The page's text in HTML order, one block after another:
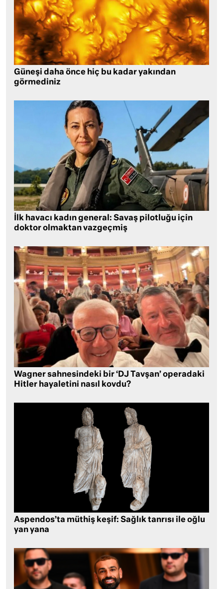
Güneşi daha önce hiç bu kadar yakından
görmediniz
İlk havacı kadın general: Savaş pilotluğu için
doktor olmaktan vazgeçmiş
Wagner sahnesindeki bir ‘DJ Tavşan’ operadaki
Hitler hayaletini nasıl kovdu?
Aspendos’ta müthiş keşif: Sağlık tanrısı ile oğlu
yan yana